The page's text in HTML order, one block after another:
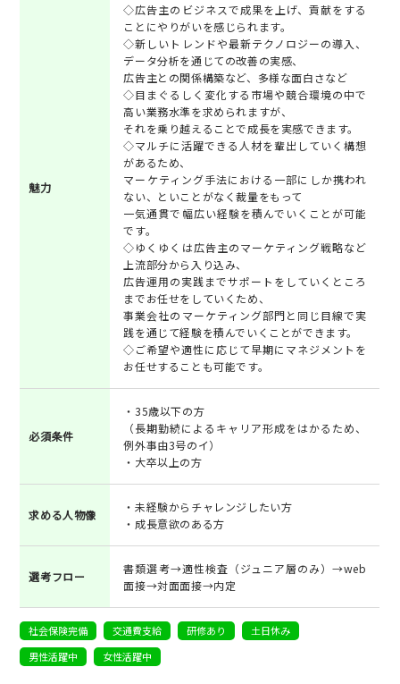
魅力
◇広告主のビジネスで成果を上げ、貢献をする
ことにやりがいを感じられます。
◇新しいトレンドや最新テクノロジーの導入、
データ分析を通じての改善の実感、
広告主との関係構築など、多様な面白さなど
◇目まぐるしく変化する市場や競合環境の中で
高い業務水準を求められますが、
それを乗り越えることで成長を実感できます。
◇マルチに活躍できる人材を輩出していく構想
があるため、
マーケティング手法における一部にしか携われ
ない、といことがなく裁量をもって
一気通貫で幅広い経験を積んでいくことが可能
です。
◇ゆくゆくは広告主のマーケティング戦略など
上流部分から入り込み、
広告運用の実践までサポートをしていくところ
までお任せをしていくため、
事業会社のマーケティング部門と同じ目線で実
践を通じて経験を積んでいくことができます。
◇ご希望や適性に応じて早期にマネジメントを
お任せすることも可能です。
必須条件
・35歳以下の方
（長期勤続によるキャリア形成をはかるため、
例外事由3号のイ）
・大卒以上の方
求める人物像
・未経験からチャレンジしたい方
・成長意欲のある方
選考フロー
書類選考→適性検査（ジュニア層のみ）→web
面接→対面面接→内定
社会保険完備 交通費支給 研修あり
土日休み
男性活躍中
女性活躍中